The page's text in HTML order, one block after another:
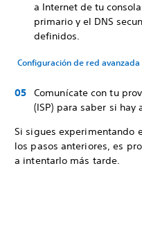
a Internet de tu
primario y el DNS
definidos.
Configuración de red avanzada
Comunícate con tu
(ISP) para saber si
Si sigues experimentando
los pasos anteriores, es
a intentarlo más tarde.